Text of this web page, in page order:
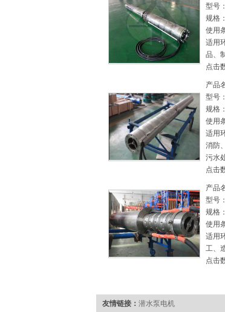
型号
规格
使用
适用
品、
点击
产品
型号
规格
使用
适用
消防
污水
点击
产品
型号
规格
使用
适用
工、
点击
友情链接： 潜水泵电机